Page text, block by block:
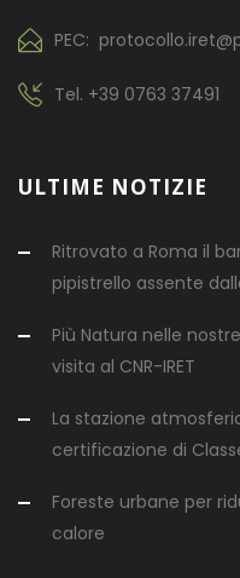
PEC:
Tel. +39 0763 37491
ULTIME NOTIZIE
Ritrovato a Roma il
pipistrello assente
Più Natura nelle
visita al CNR-IRET
La stazione
certificazione di
Foreste urbane per
calore